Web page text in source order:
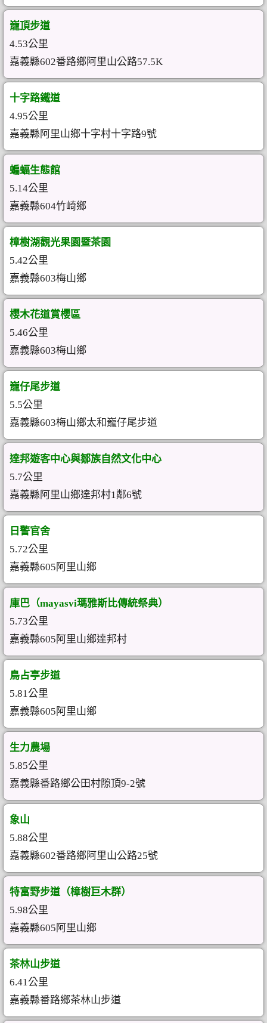
巃頂步道
4.53公里
嘉義縣602番路鄉阿里山公路57.5K
十字路鐵道
4.95公里
嘉義縣阿里山鄉十字村十字路9號
蝙蝠生態館
5.14公里
嘉義縣604竹崎鄉
樟樹湖觀光果園暨茶園
5.42公里
嘉義縣603梅山鄉
櫻木花道賞櫻區
5.46公里
嘉義縣603梅山鄉
巃仔尾步道
5.5公里
嘉義縣603梅山鄉太和巃仔尾步道
達邦遊客中心與鄒族自然文化中心
5.7公里
嘉義縣阿里山鄉達邦村1鄰6號
日警官舍
5.72公里
嘉義縣605阿里山鄉
庫巴（mayasvi瑪雅斯比傳統祭典）
5.73公里
嘉義縣605阿里山鄉達邦村
鳥占亭步道
5.81公里
嘉義縣605阿里山鄉
生力農場
5.85公里
嘉義縣番路鄉公田村隙頂9-2號
象山
5.88公里
嘉義縣602番路鄉阿里山公路25號
特富野步道（樟樹巨木群）
5.98公里
嘉義縣605阿里山鄉
茶林山步道
6.41公里
嘉義縣番路鄉茶林山步道